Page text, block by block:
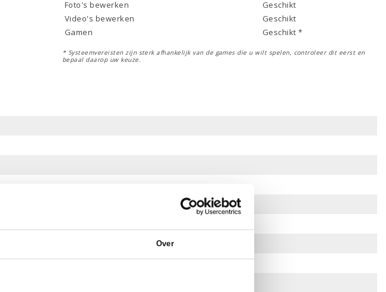
Over
Foto's bewerken
Geschikt
Video's bewerken
Geschikt
Gamen
Geschikt *
* Systeemvereisten zijn sterk afhankelijk van de games die u wilt spelen, controleer dit eerst en
bepaal daarop uw keuze.